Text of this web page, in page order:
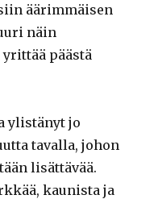
äärimmäisen
näin
päästä
ylistänyt jo
tavalla, johon
lisättävää.
kaunista ja